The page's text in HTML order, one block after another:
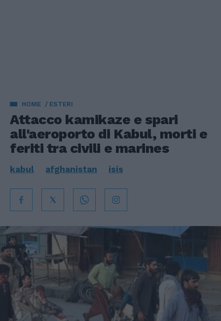
HOME ESTERI
Attacco kamikaze e spari
all'aeroporto di Kabul, morti e
feriti tra civili e marines
kabul afghanistan isis